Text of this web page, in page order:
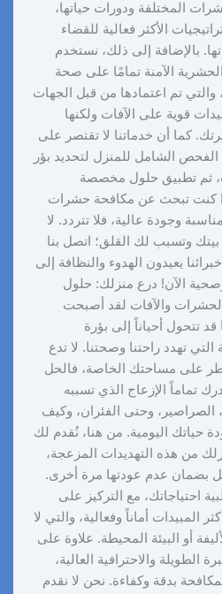
المختلفة ودورات حياتها،
الأكثر فعالية للقضاء
بالإضافة إلى ذلك، نستخدم
الآمنة تمامًا على صحة
والتي تم اعتمادها من قبل الجهات
قوية على الآفات ولكنها
كما أن خدماتنا لا تقتصر على
الشامل للمنزل لتحديد بؤر
ثم تطبيق حلول مخصصة
كنت تبحث عن مكافحة حشرات
وجودة عالية، فلا تتردد. لا
وتسبب لك القلق؛ اتصل بنا
94013317 ودع خبرائنا يعيدون الهدوء والنظافة إلى
الآن! درع منزلك: حلول
والآفات لقد أصبحت
قد تتحول أحياناً إلى بؤرة
تهدد راحتنا وصحتنا. لا تدع
على مساحتك الخاصة، فالحل
تماماً الإزعاج الذي تسببه
الصراصير، وحتى الفئران، وكيف
حياتك اليومية. من هنا، نُقدم لك
من هذه التهديدات المزعجة،
بضمان عدم عودتها مرة أخرى.
احتياجاتك، مع التركيز على
المبيدات أماناً وفعالية، والتي لا
أو البيئة المحيطة. علاوة على
الطويلة والاحترافية العالية،
بدقة وكفاءة. نحن لا نقدم